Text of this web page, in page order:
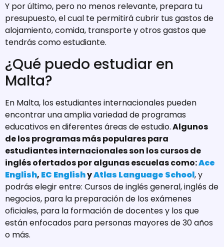
Y por último, pero no menos relevante, prepara tu
presupuesto, el cual te permitirá cubrir tus gastos de
alojamiento, comida, transporte y otros gastos que
tendrás como estudiante.
¿Qué puedo estudiar en
Malta?
En Malta, los estudiantes internacionales pueden
encontrar una amplia variedad de programas
educativos en diferentes áreas de estudio.Algunos
de los programas más populares para
estudiantes internacionales son los cursos de
inglés ofertados por algunas escuelas como:Ace
English, EC EnglishyAtlas Language School, y
podrás elegir entre: Cursos de inglés general, inglés de
negocios, para la preparación de los exámenes
oficiales, para la formación de docentes y los que
están enfocados para personas mayores de 30 años
o más.